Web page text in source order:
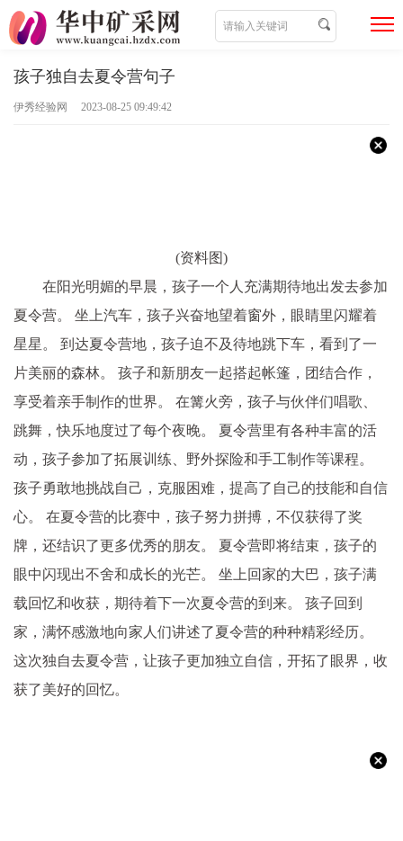
孩子独自去夏令营句子
伊秀经验网 2023-08-25 09:49:42
(资料图)
在阳光明媚的早晨，孩子一个人充满期待地出发去参加
夏令营。 坐上汽车，孩子兴奋地望着窗外，眼睛里闪耀着
星星。 到达夏令营地，孩子迫不及待地跳下车，看到了一
片美丽的森林。 孩子和新朋友一起搭起帐篷，团结合作，
享受着亲手制作的世界。 在篝火旁，孩子与伙伴们唱歌、
跳舞，快乐地度过了每个夜晚。 夏令营里有各种丰富的活
动，孩子参加了拓展训练、野外探险和手工制作等课程。
孩子勇敢地挑战自己，克服困难，提高了自己的技能和自信
心。 在夏令营的比赛中，孩子努力拼搏，不仅获得了奖
牌，还结识了更多优秀的朋友。 夏令营即将结束，孩子的
眼中闪现出不舍和成长的光芒。 坐上回家的大巴，孩子满
载回忆和收获，期待着下一次夏令营的到来。 孩子回到
家，满怀感激地向家人们讲述了夏令营的种种精彩经历。
这次独自去夏令营，让孩子更加独立自信，开拓了眼界，收
获了美好的回忆。